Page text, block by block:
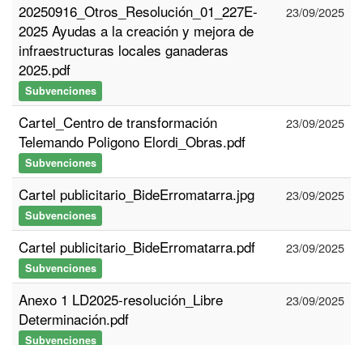
20250916_Otros_Resolución_01_227E-
2025 Ayudas a la creación y mejora de
infraestructuras locales ganaderas
2025.pdf
Subvenciones
23/09/2025
Cartel_Centro de transformación
Telemando Poligono Elordi_Obras.pdf
Subvenciones
23/09/2025
Cartel publicitario_BideErromatarra.jpg
Subvenciones
23/09/2025
Cartel publicitario_BideErromatarra.pdf
Subvenciones
23/09/2025
Anexo 1 LD2025-resolución_Libre
Determinación.pdf
Subvenciones
23/09/2025